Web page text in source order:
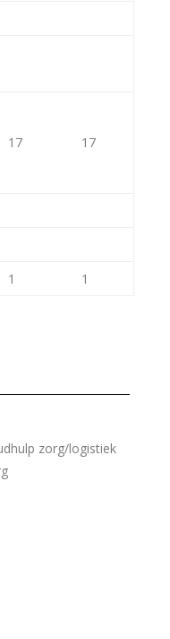
17 17
1 1
zorg/logistiek